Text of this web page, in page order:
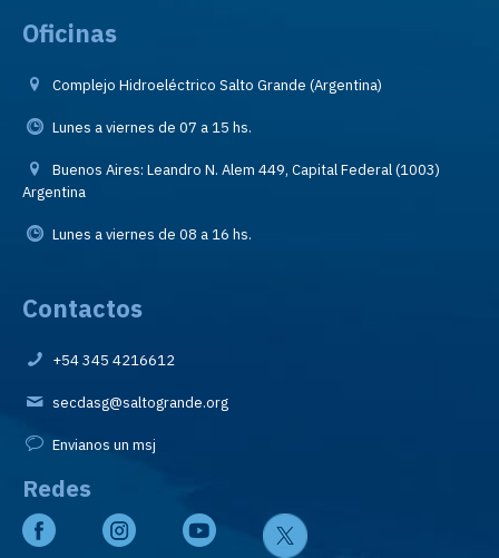
Oficinas
Complejo Hidroeléctrico Salto Grande (Argentina)
Lunes a viernes de 07 a 15 hs.
Buenos Aires: Leandro N. Alem 449, Capital Federal (1003)
Argentina
Lunes a viernes de 08 a 16 hs.
Contactos
+54 345 4216612
secdasg@saltogrande.org
Envianos un msj
Redes